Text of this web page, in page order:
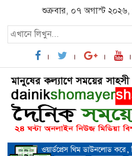
শুক্রবার, ০৭ অগাস্ট